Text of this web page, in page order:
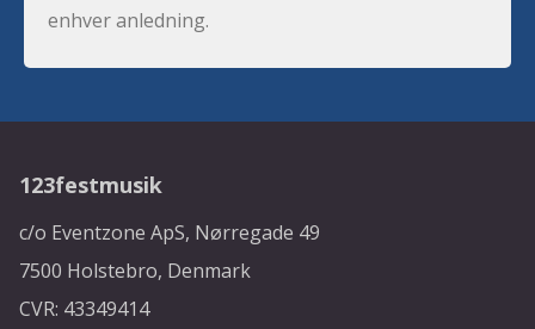
enhver anledning.
123festmusik
c/o Eventzone ApS, Nørregade 49
7500 Holstebro, Denmark
CVR: 43349414